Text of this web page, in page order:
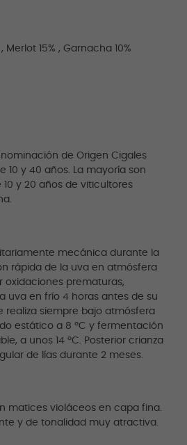
Merlot 15% , Garnacha 10%
de Origen Cigales
10 y 40 años. La mayoría son
y 20 años de viticultores
mecánica durante la
rápida de la uva en atmósfera
oxidaciones prematuras,
uva en frío 4 horas antes de su
realiza siempre bajo atmósfera
estático a 8 ºC y fermentación
a unos 14 ºC. Posterior crianza
de lías durante 2 meses.
matices violáceos en capa fina.
y de tonalidad muy atractiva.